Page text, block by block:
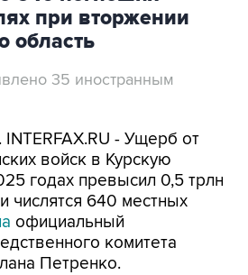
при вторжении
область
35 иностранным
INTERFAX.RU - Ущерб от
войск в Курскую
годах превысил 0,5 трлн
числятся 640 местных
официальный
комитета
Петренко.